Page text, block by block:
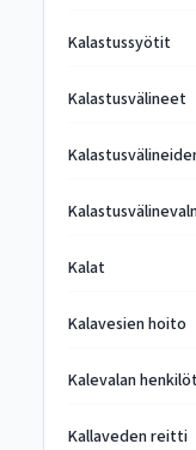
Kalastussyötit
Kalastusvälineet
Kalat
Kalavesien hoito
Kalevalan henkilöt
Kallaveden reitti